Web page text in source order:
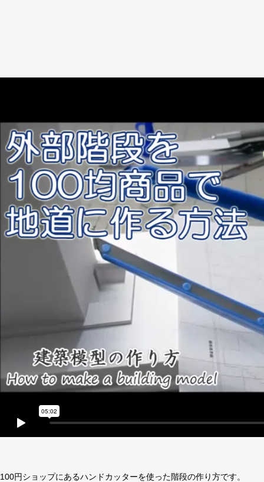
100円ショップにあるハンドカッターを使った階段の作り方です。